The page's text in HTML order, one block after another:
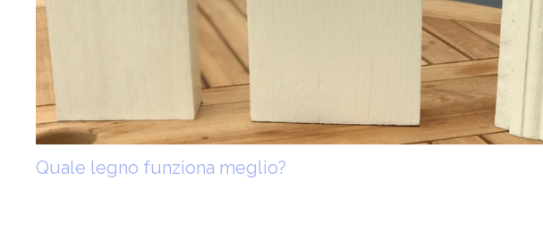
Quale legno funziona meglio?